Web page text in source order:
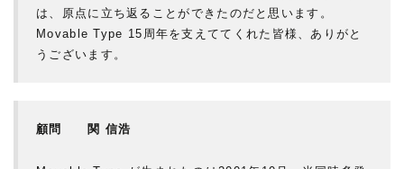
は、原点に立ち返ることができたのだと思います。
Movable Type 15周年を支えててくれた皆様、ありがと
うございます。
顧問 関 信浩